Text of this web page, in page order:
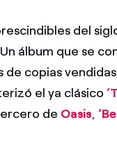
del
álbum que se
de copias
el ya clásico
de Oasis,